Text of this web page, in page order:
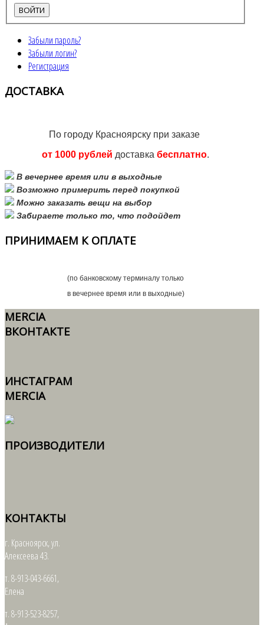
Забыли пароль?
Забыли логин?
Регистрация
ДОСТАВКА
По городу Красноярску при заказе
от 1000 рублей доставкабесплатно.
В вечернее время или в выходные
Возможно примерить перед покупкой
Можно заказать вещи на выбор
Забираете только то, что подойдет
ПРИНИМАЕМ К ОПЛАТЕ
(по банковскому терминалу только
в вечернее время или в выходные)
MERCIA
ВКОНТАКТЕ
ИНСТАГРАМ
MERCIA
ПРОИЗВОДИТЕЛИ
КОНТАКТЫ
г. Красноярск, ул.
Алексеева 43.
т. 8-913-043-6661,
Елена
т. 8-913-523-8257,